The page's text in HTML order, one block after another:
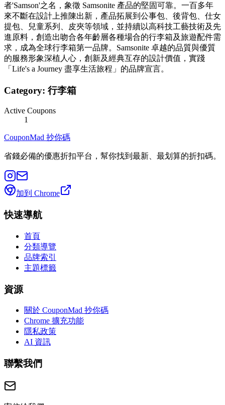
者'Samson'之名，象徵 Samsonite 產品的堅固可靠。一百多年
來不斷在設計上推陳出新，產品拓展到公事包、後背包、仕女
提包、兒童系列、皮夾等領域，並持續以高科技工藝技術及先
進原料，創造出吻合各年齡層各種場合的行李箱及旅遊配件需
求，成為全球行李箱第一品牌。Samsonite 卓越的品質與優質
的服務形象深植人心，創新及經典互存的設計價值，實踐
「Life's a Journey 盡享生活旅程」的品牌宣言。
Category: 行李箱
Active Coupons
1
CouponMad 抄你碼
省錢必備的優惠折扣平台，幫你找到最新、最划算的折扣碼。
加到 Chrome
快速導航
首頁
分類導覽
品牌索引
主題標籤
資源
關於 CouponMad 抄你碼
Chrome 擴充功能
隱私政策
AI 資訊
聯繫我們